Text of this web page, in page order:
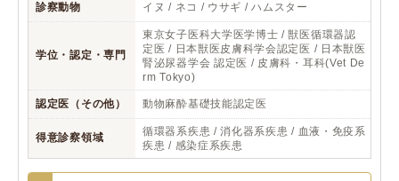
診察動物 イヌ / ネコ / ウサギ / ハムスター
学位・認定・専門
東京女子医科大学医学博士 / 獣医循環器認
定医 / 日本獣医皮膚科学会認定医 / 日本獣医
腎泌尿器学会 認定医 / 皮膚科・耳科(Vet De
rm Tokyo)
認定医（その他） 動物麻酔基礎技能認定医
得意診察領域
循環器系疾患 / 消化器系疾患 / 血液・免疫系
疾患 / 感染症系疾患